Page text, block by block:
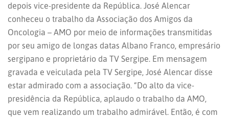
depois vice-presidente da República. José Alencar
conheceu o trabalho da Associação dos Amigos da
Oncologia – AMO por meio de informações transmitidas
por seu amigo de longas datas Albano Franco, empresário
sergipano e proprietário da TV Sergipe. Em mensagem
gravada e veiculada pela TV Sergipe, José Alencar disse
estar admirado com a associação. “Do alto da vice-
presidência da República, aplaudo o trabalho da AMO,
que vem realizando um trabalho admirável. Então, é com